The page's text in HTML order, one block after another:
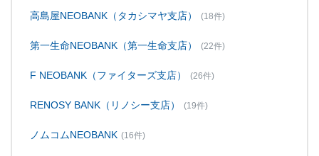
高島屋NEOBANK（タカシマヤ支店） (18件)
第一生命NEOBANK（第一生命支店） (22件)
F NEOBANK（ファイターズ支店） (26件)
RENOSY BANK（リノシー支店） (19件)
ノムコムNEOBANK (16件)